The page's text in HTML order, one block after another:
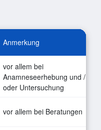
Anmerkung
vor allem bei
Anamneseerhebung und /
oder Untersuchung
vor allem bei Beratungen